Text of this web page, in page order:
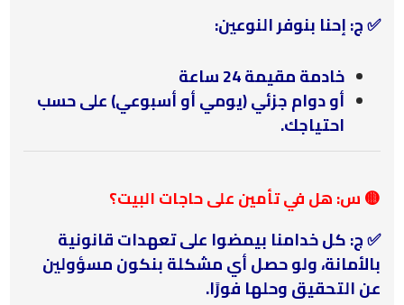
✅ ج: إحنا بنوفر النوعين:
خادمة مقيمة 24 ساعة
أو دوام جزئي (يومي أو أسبوعي) على حسب
احتياجك.
🟡 س: هل في تأمين على حاجات البيت؟
✅ ج: كل خدامنا بيمضوا على تعهدات قانونية
بالأمانة، ولو حصل أي مشكلة بنكون مسؤولين
عن التحقيق وحلها فورًا.